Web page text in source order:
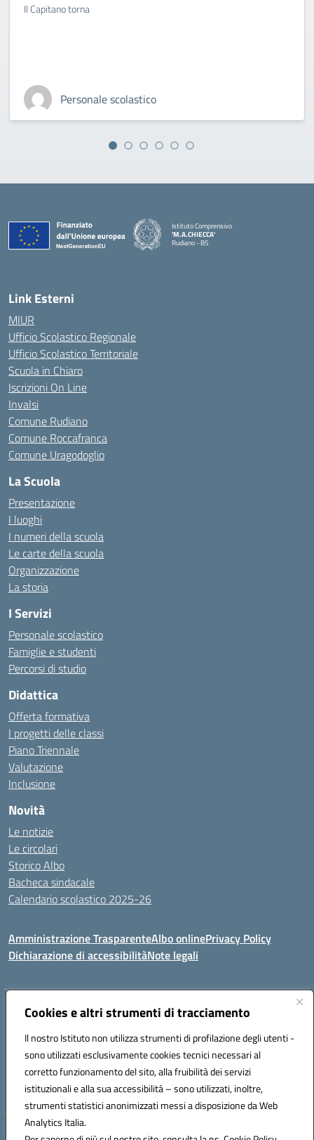
Cookies e altri strumenti di tracciamento
Il nostro Istituto non utilizza strumenti di profilazione degli utenti -
sono utilizzati esclusivamente cookies tecnici necessari al
corretto funzionamento del sito, alla fruibilità dei servizi
istituzionali e alla sua accessibilità – sono utilizzati, inoltre,
strumenti statistici anonimizzati messi a disposizione da Web
Analytics Italia.
Il Capitano torna
Personale scolastico
Istituto Comprensivo
'M.A.CHIECCA'
Rudiano - BS
Link Esterni
MIUR
Ufficio Scolastico Regionale
Ufficio Scolastico Territoriale
Scuola in Chiaro
Iscrizioni On Line
Invalsi
Comune Rudiano
Comune Roccafranca
Comune Uragodoglio
La Scuola
Presentazione
I luoghi
I numeri della scuola
Le carte della scuola
Organizzazione
La storia
I Servizi
Personale scolastico
Famiglie e studenti
Percorsi di studio
Didattica
Offerta formativa
I progetti delle classi
Piano Triennale
Valutazione
Inclusione
Novità
Le notizie
Le circolari
Storico Albo
Bacheca sindacale
Calendario scolastico 2025-26
Amministrazione TrasparenteAlbo onlinePrivacy Policy
Dichiarazione di accessibilitàNote legali
Indirizzo:VIA A. DE GASPERI, 41 RUDIANO 25030 RUDIANO
Posta elettronica certificata (PEC):bsic86100r@pec.istruzione.it
Codice fiscale: 82002390175
Codice meccanografico: BSIC86100R
Hosting & Powered by 3D Solution S.r.l.